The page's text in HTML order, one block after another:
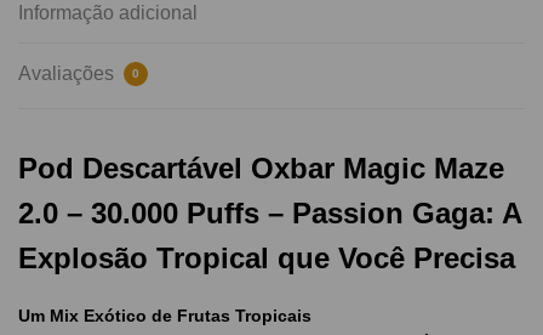
Informação adicional
Avaliações 0
Pod Descartável Oxbar Magic Maze
2.0 – 30.000 Puffs – Passion Gaga: A
Explosão Tropical que Você Precisa
Um Mix Exótico de Frutas Tropicais